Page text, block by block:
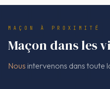
Le montant facturé doit
MAÇON À PROXIMITÉ
Maçon dans les
Nous intervenons dans toute